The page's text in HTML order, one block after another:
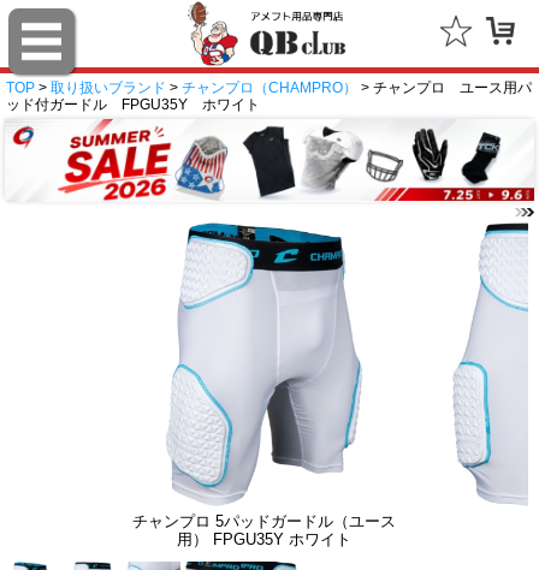
TOP > 取り扱いブランド > チャンプロ（CHAMPRO）
> チャンプロ ユース用パ
ッド付ガードル FPGU35Y ホワイト
チャンプロ 5パッドガードル（ユース
用） FPGU35Y ホワイト